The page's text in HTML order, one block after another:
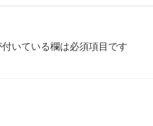
付いている欄は必須項目です